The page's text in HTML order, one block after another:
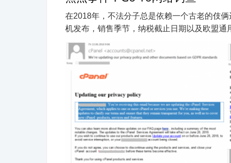
在2018年 ，不法分子总是依赖一个古老的伎
机发布， 销售季节 ， 纳税截止日期 以及欧盟通